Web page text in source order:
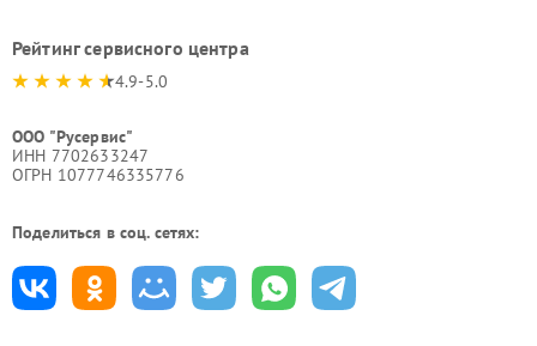
Рейтинг сервисного центра
4.9-5.0
ООО "Русервис"
ИНН 7702633247
ОГРН 1077746335776
Поделиться в соц. сетях: